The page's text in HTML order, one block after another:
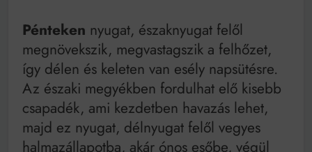
Pénteken nyugat, északnyugat felől
megnövekszik, megvastagszik a felhőzet,
így délen és keleten van esély napsütésre.
Az északi megyékben fordulhat elő kisebb
csapadék, ami kezdetben havazás lehet,
majd ez nyugat, délnyugat felől vegyes
halmazállapotba, akár ónos esőbe, végül